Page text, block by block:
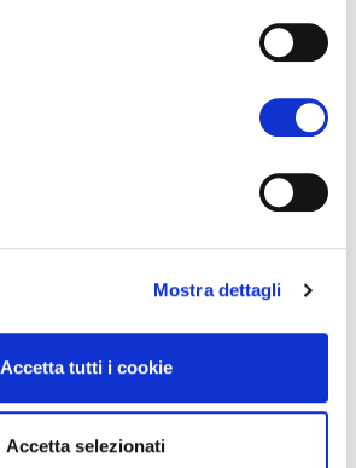
Mostra dettagli
Accetta tutti i cookie
Accetta selezionati